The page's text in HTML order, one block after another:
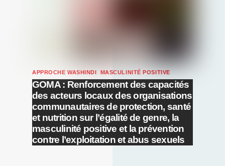
APPROCHE WASHINDI MASCULINITÉ POSITIVE
GOMA : Renforcement des capacités
des acteurs locaux des organisations
communautaires de protection, santé
et nutrition sur l’égalité de genre, la
masculinité positive et la prévention
contre l’exploitation et abus sexuels